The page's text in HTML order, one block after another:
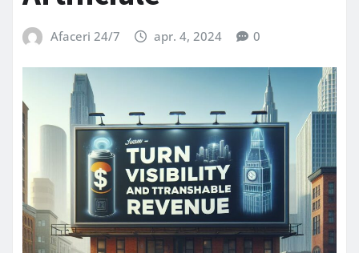
Afaceri 24/7 apr. 4, 2024 0